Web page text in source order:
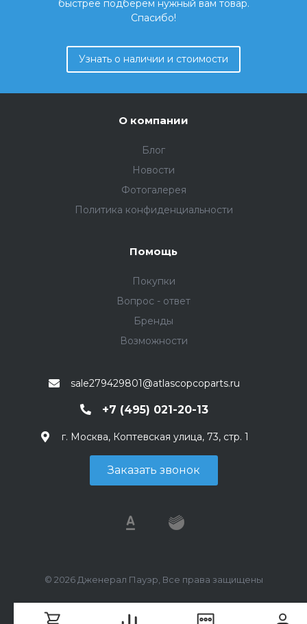
быстрее подберем нужный вам товар.
Спасибо!
Узнать о наличии и стоимости
О компании
Блог
Новости
Фотогалерея
Политика конфиденциальности
Помощь
Покупки
Вопрос - ответ
Бренды
Возможности
sale279429801@atlascopcoparts.ru
+7 (495) 021-20-13
г. Москва, Коптевская улица, 73, стр. 1
Заказать звонок
© 2026 Дженерал Пауэр, Все права защищены